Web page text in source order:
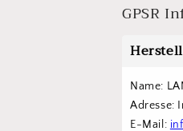
GPSR
Name:
Adresse:
E-Mail: